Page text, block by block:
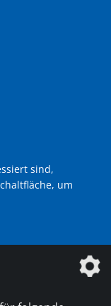
sind,
um
der